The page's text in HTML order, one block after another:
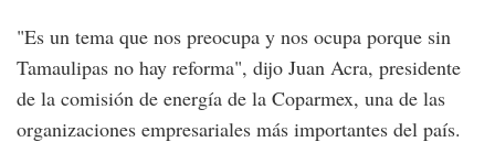
"Es un tema que nos preocupa y nos ocupa porque sin
Tamaulipas no hay reforma", dijo Juan Acra, presidente
de la comisión de energía de la Coparmex, una de las
organizaciones empresariales más importantes del país.